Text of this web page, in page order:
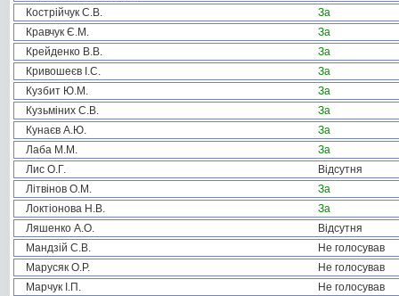
Кострійчук С.В.
За
Кравчук Є.М.
За
Крейденко В.В.
За
Кривошеєв І.С.
За
Кузбит Ю.М.
За
Кузьміних С.В.
За
Кунаєв А.Ю.
За
Лаба М.М.
За
Лис О.Г.
Відсутня
Літвінов О.М.
За
Локтіонова Н.В.
За
Ляшенко А.О.
Відсутня
Мандзій С.В.
Не голосував
Марусяк О.Р.
Не голосував
Марчук І.П.
Не голосував